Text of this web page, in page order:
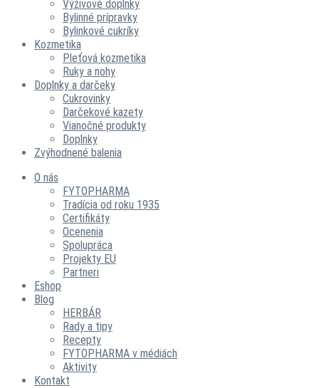
Výživové doplnky
Bylinné prípravky
Bylinkové cukríky
Kozmetika
Pleťová kozmetika
Ruky a nohy
Doplnky a darčeky
Cukrovinky
Darčekové kazety
Vianočné produkty
Doplnky
Zvýhodnené balenia
O nás
FYTOPHARMA
Tradícia od roku 1935
Certifikáty
Ocenenia
Spolupráca
Projekty EU
Partneri
Eshop
Blog
HERBÁR
Rady a tipy
Recepty
FYTOPHARMA v médiách
Aktivity
Kontakt